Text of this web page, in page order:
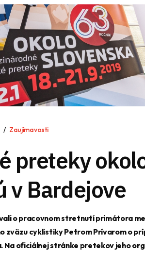
Zaujímavosti
preteky
v Bardejove
o pracovnom stretnutí primátora
zväzu cyklistiky Petrom Prívarom o
Na oficiálnej stránke pretekov jeho